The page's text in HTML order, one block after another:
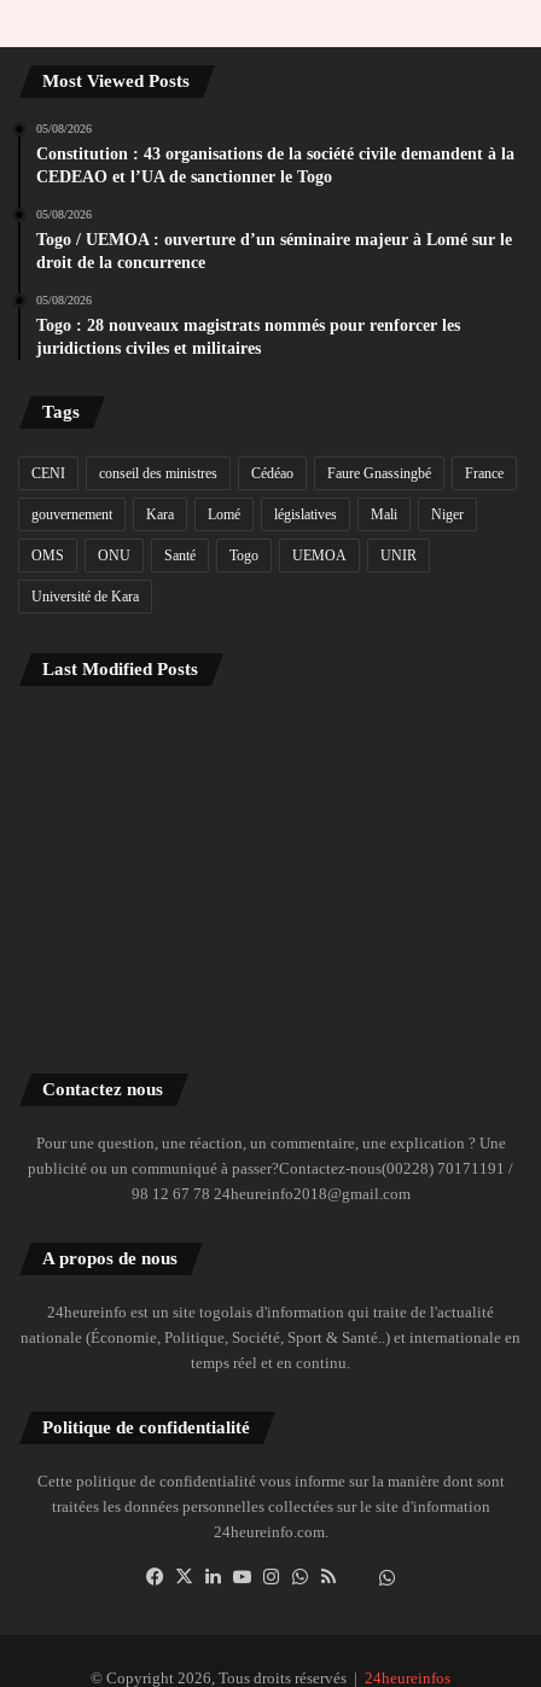
Most Viewed Posts
05/08/2026
Constitution : 43 organisations de la société civile demandent à la
CEDEAO et l’UA de sanctionner le Togo
05/08/2026
Togo / UEMOA : ouverture d’un séminaire majeur à Lomé sur le
droit de la concurrence
05/08/2026
Togo : 28 nouveaux magistrats nommés pour renforcer les
juridictions civiles et militaires
Tags
CENI conseil des ministres Cédéao Faure Gnassingbé France
gouvernement Kara Lomé législatives Mali Niger
OMS ONU Santé Togo UEMOA UNIR
Université de Kara
Last Modified Posts
Contactez nous
Pour une question, une réaction, un commentaire, une explication ? Une
publicité ou un communiqué à passer?Contactez-nous(00228) 70171191 /
98 12 67 78 24heureinfo2018@gmail.com
A propos de nous
24heureinfo est un site togolais d'information qui traite de l'actualité
nationale (Économie, Politique, Société, Sport & Santé..) et internationale en
temps réel et en continu.
Politique de confidentialité
Cette politique de confidentialité vous informe sur la manière dont sont
traitées les données personnelles collectées sur le site d'information
24heureinfo.com.
Facebook
X LinkedinYouTubeInstagramWhatsAppDailymotion
© Copyright 2026, Tous droits réservés | 24heureinfos